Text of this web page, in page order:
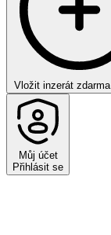
Vložit inzerát zdarma
Můj účet
Přihlásit se